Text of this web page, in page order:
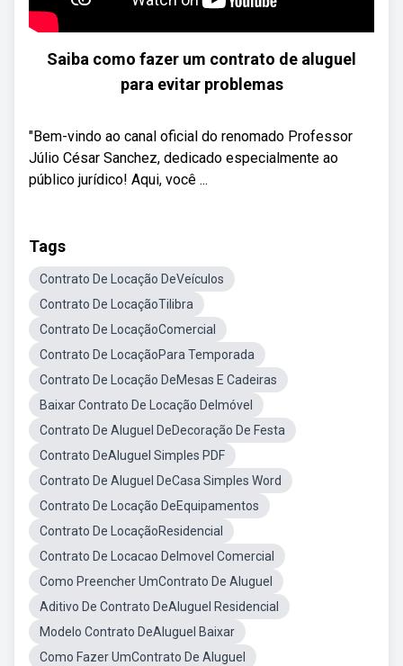
Saiba como fazer um contrato de aluguel
para evitar problemas
"Bem-vindo ao canal oficial do renomado Professor
Júlio César Sanchez, dedicado especialmente ao
público jurídico! Aqui, você ...
Tags
Contrato De Locação DeVeículos
Contrato De LocaçãoTilibra
Contrato De LocaçãoComercial
Contrato De LocaçãoPara Temporada
Contrato De Locação DeMesas E Cadeiras
Baixar Contrato De Locação DeImóvel
Contrato De Aluguel DeDecoração De Festa
Contrato DeAluguel Simples PDF
Contrato De Aluguel DeCasa Simples Word
Contrato De Locação DeEquipamentos
Contrato De LocaçãoResidencial
Contrato De Locacao DeImovel Comercial
Como Preencher UmContrato De Aluguel
Aditivo De Contrato DeAluguel Residencial
Modelo Contrato DeAluguel Baixar
Como Fazer UmContrato De Aluguel